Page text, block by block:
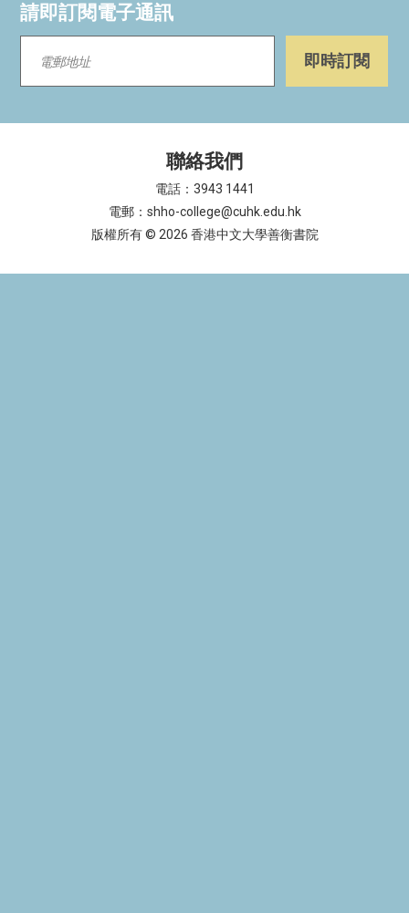
請即訂閱電子通訊
聯絡我們
電話：3943 1441
電郵：shho-college@cuhk.edu.hk
版權所有 © 2026 香港中文大學善衡書院